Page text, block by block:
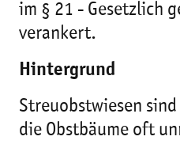
im § 21 - Gesetzlich
verankert.
Hintergrund
Streuobstwiesen
die Obstbäume oft